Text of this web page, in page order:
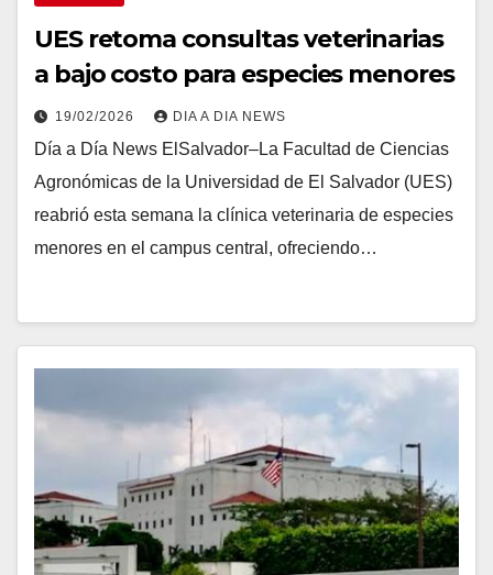
UES retoma consultas veterinarias
a bajo costo para especies menores
19/02/2026 DIA A DIA NEWS
Día a Día News ElSalvador–La Facultad de Ciencias
Agronómicas de la Universidad de El Salvador (UES)
reabrió esta semana la clínica veterinaria de especies
menores en el campus central, ofreciendo…